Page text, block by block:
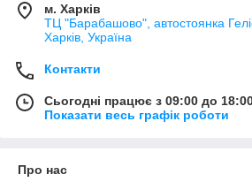
м. Харків
ТЦ "Барабашово", автостоянка
Харків, Україна
Контакти
Сьогодні працює з 09:00 до
Показати весь графік роботи
Про нас